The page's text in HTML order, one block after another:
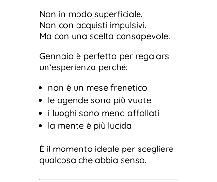
Non in modo superficiale.
Non con acquisti impulsivi.
Ma con una scelta consapevole.
Gennaio è perfetto per regalarsi
un’esperienza perché:
non è un mese frenetico
le agende sono più vuote
i luoghi sono meno affollati
la mente è più lucida
È il momento ideale per scegliere
qualcosa che abbia senso.